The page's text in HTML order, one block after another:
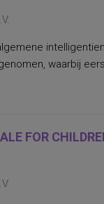
waarbij
FOR